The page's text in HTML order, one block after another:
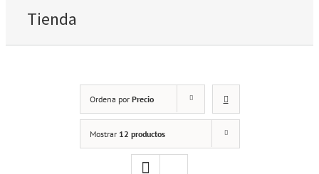
Tienda
Ordena por Precio
Mostrar 12 productos